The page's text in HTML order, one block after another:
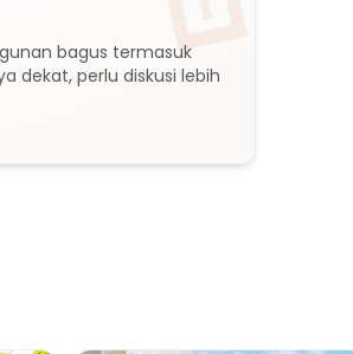
bagus termasuk
dekat, perlu diskusi lebih